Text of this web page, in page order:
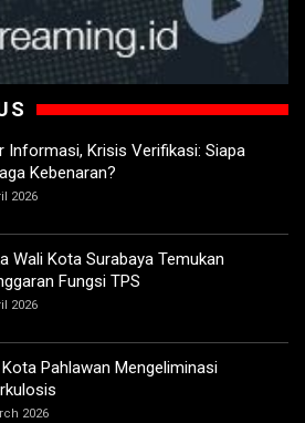
Informasi, Krisis Verifikasi: Siapa
Kebenaran?
2026
Wali Kota Surabaya Temukan
Fungsi TPS
2026
Pahlawan Mengeliminasi
2026